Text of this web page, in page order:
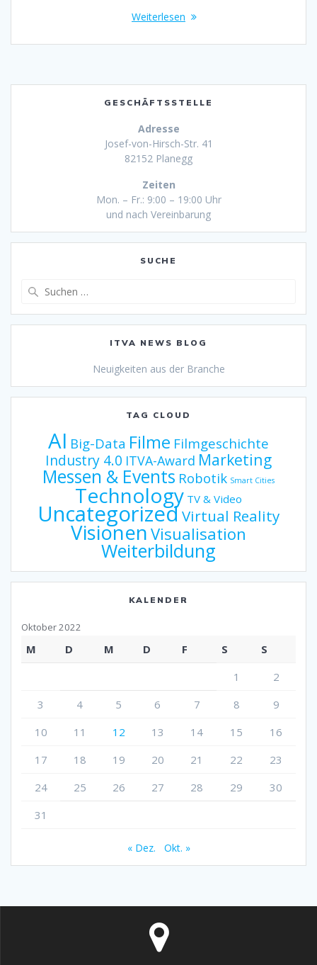
Weiterlesen
GESCHÄFTSSTELLE
Adresse
Josef-von-Hirsch-Str. 41
82152 Planegg
Zeiten
Mon. – Fr.: 9:00 – 19:00 Uhr
und nach Vereinbarung
SUCHE
ITVA NEWS BLOG
Neuigkeiten aus der Branche
TAG CLOUD
AI Big-Data Filme Filmgeschichte
Industry 4.0 ITVA-Award Marketing
Messen & Events Robotik Smart Cities
Technology TV & Video
UncategorizedVirtual Reality
Visionen Visualisation
Weiterbildung
KALENDER
Oktober 2022
M D M D F S
S
1
2
3
4 5 6 7 8
9
10
11 12 13 14 15
16
17
18 19 20 21 22
23
24
25 26 27 28 29
30
31
« Dez. Okt. »